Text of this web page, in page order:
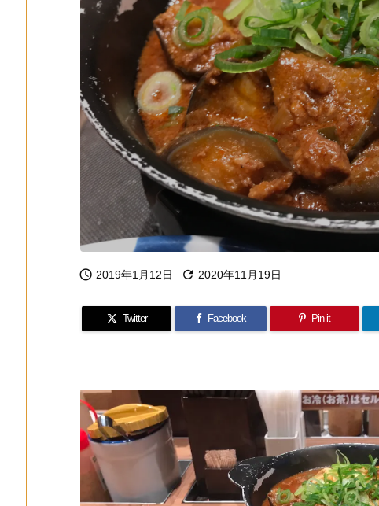
 2019年1月12日  2020年11月19日
Twitter Facebook Pin it